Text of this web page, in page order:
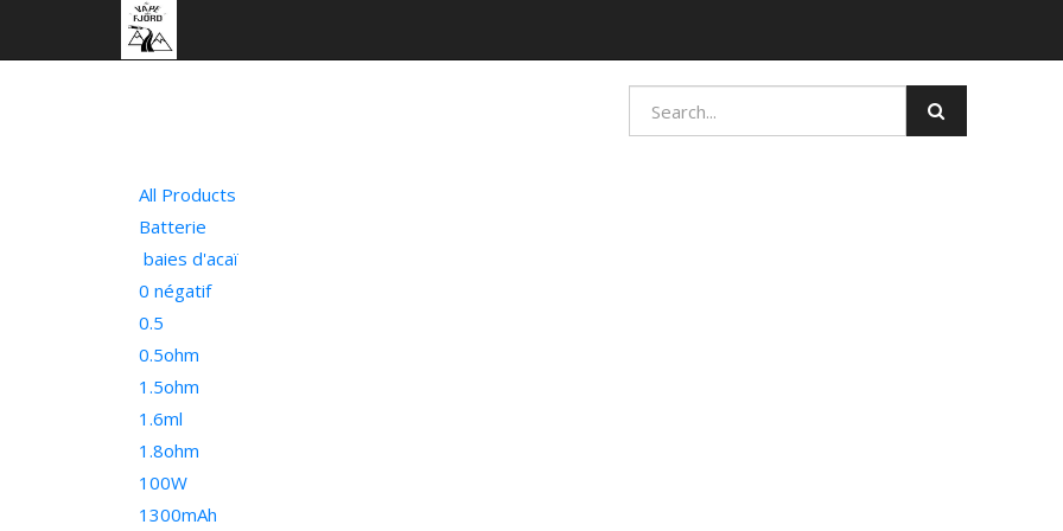
All Products
Batterie
baies d'acaï
0 négatif
0.5
0.5ohm
1.5ohm
1.6ml
1.8ohm
100W
1300mAh